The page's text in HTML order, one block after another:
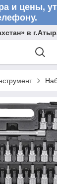
и цены,
в